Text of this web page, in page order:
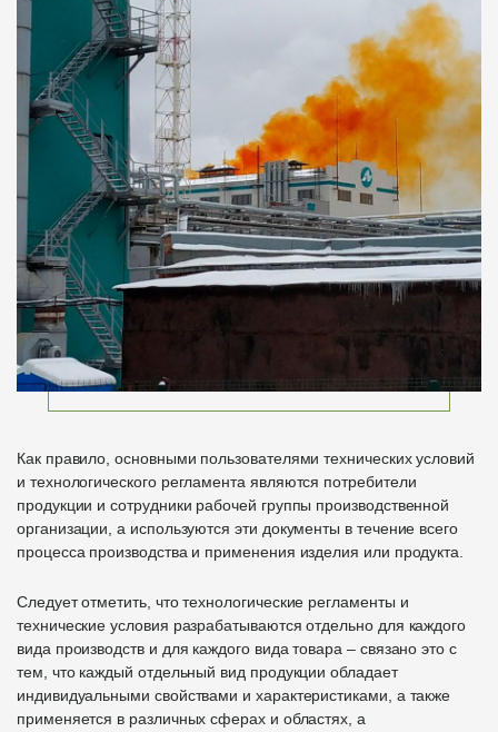
Как правило, основными пользователями технических условий
и технологического регламента являются потребители
продукции и сотрудники рабочей группы производственной
организации, а используются эти документы в течение всего
процесса производства и применения изделия или продукта.
Следует отметить, что технологические регламенты и
технические условия разрабатываются отдельно для каждого
вида производств и для каждого вида товара – связано это с
тем, что каждый отдельный вид продукции обладает
индивидуальными свойствами и характеристиками, а также
применяется в различных сферах и областях, а